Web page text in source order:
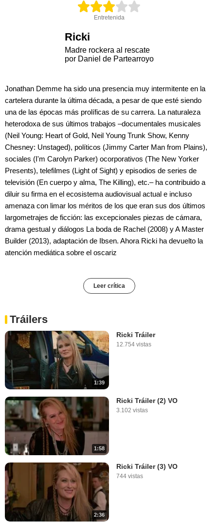
Entretenida
Ricki
Madre rockera al rescate
por Daniel de Partearroyo
Jonathan Demme ha sido una presencia muy intermitente en la
cartelera durante la última década, a pesar de que esté siendo
una de las épocas más prolíficas de su carrera. La naturaleza
heterodoxa de sus últimos trabajos –documentales musicales
(Neil Young: Heart of Gold, Neil Young Trunk Show, Kenny
Chesney: Unstaged), políticos (Jimmy Carter Man from Plains),
sociales (I'm Carolyn Parker) ocorporativos (The New Yorker
Presents), telefilmes (Light of Sight) y episodios de series de
televisión (En cuerpo y alma, The Killing), etc.– ha contribuido a
diluir su firma en el ecosistema audiovisual actual e incluso
amenaza con limar los méritos de los que eran sus dos últimos
largometrajes de ficción: las excepcionales piezas de cámara,
drama gestual y diálogos La boda de Rachel (2008) y A Master
Builder (2013), adaptación de Ibsen. Ahora Ricki ha devuelto la
atención mediática sobre el oscariz
Leer crítica
Tráilers
1:39
Ricki Tráiler
12.754 vistas
1:58
Ricki Tráiler (2) VO
3.102 vistas
2:36
Ricki Tráiler (3) VO
744 vistas